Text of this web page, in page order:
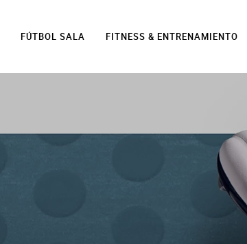
FÚTBOL SALA FITNESS & ENTRENAMIENTO